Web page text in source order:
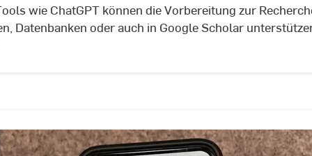
pexelswie ChatGPT können die Vorbereitung zur
Datenbanken oder auch in Google Scholar